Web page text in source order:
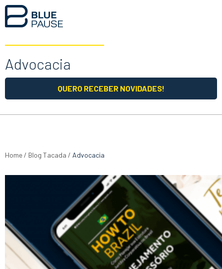
Advocacia
QUERO RECEBER NOVIDADES!
Home / Blog Tacada / Advocacia